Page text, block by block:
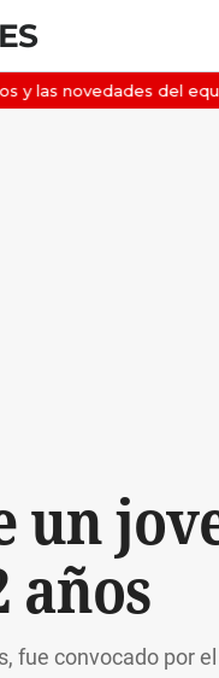
un
años
fue convocado por